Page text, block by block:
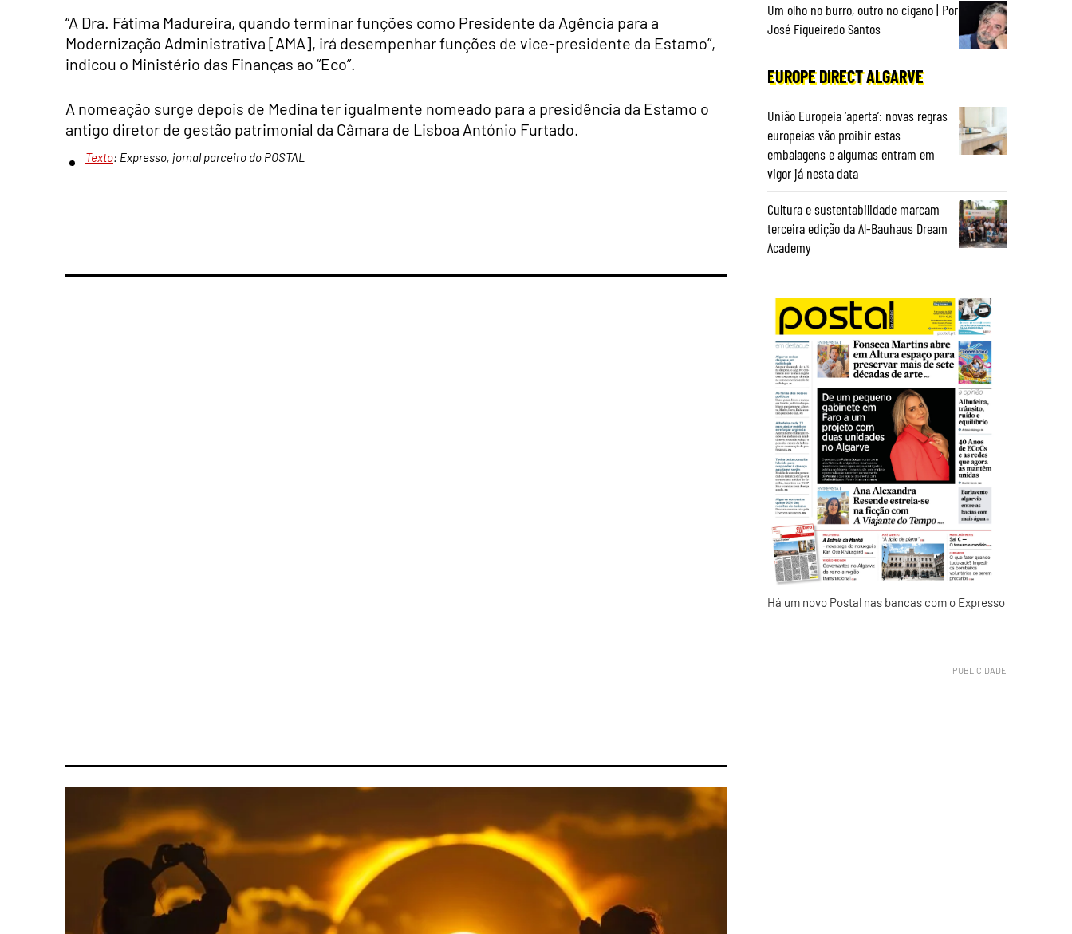
“A Dra. Fátima Madureira, quando terminar funções como Presidente da Agência para a
Modernização Administrativa [AMA], irá desempenhar funções de vice-presidente da Estamo”,
indicou o Ministério das Finanças ao “Eco”.
A nomeação surge depois de Medina ter igualmente nomeado para a presidência da Estamo o
antigo diretor de gestão patrimonial da Câmara de Lisboa António Furtado.
Texto: Expresso, jornal parceiro do POSTAL
Um olho no burro, outro no cigano | Por
José Figueiredo Santos
EUROPE DIRECT ALGARVE
União Europeia ‘aperta’: novas regras
europeias vão proibir estas
embalagens e algumas entram em
vigor já nesta data
Cultura e sustentabilidade marcam
terceira edição da Al-Bauhaus Dream
Academy
Há um novo Postal nas bancas com o Expresso